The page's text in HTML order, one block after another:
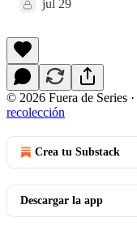
jul 29
© 2026 Fuera de Series ·
recolección
Crea tu Substack
Descargar la app